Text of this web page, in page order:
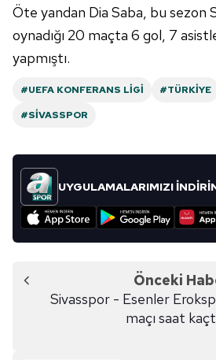
Öte yandan Dia Saba, bu sezon
oynadığı 20 maçta 6 gol, 7
yapmıştı.
#UEFA KONFERANS LIGI #TÜRKIYE
#SIVASSPOR
UYGULAMALARIMIZI
Önceki
Sivasspor - Esenler
maçı saat